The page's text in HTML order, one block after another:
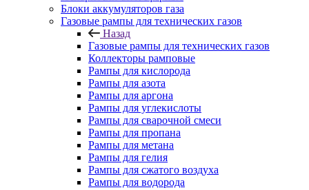
Блоки аккумуляторов газа
Газовые рампы для технических газов
Назад
Газовые рампы для технических газов
Коллекторы рамповые
Рампы для кислорода
Рампы для азота
Рампы для аргона
Рампы для углекислоты
Рампы для сварочной смеси
Рампы для пропана
Рампы для метана
Рампы для гелия
Рампы для сжатого воздуха
Рампы для водорода